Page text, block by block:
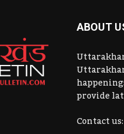
ABOUT
provide
Contact us: